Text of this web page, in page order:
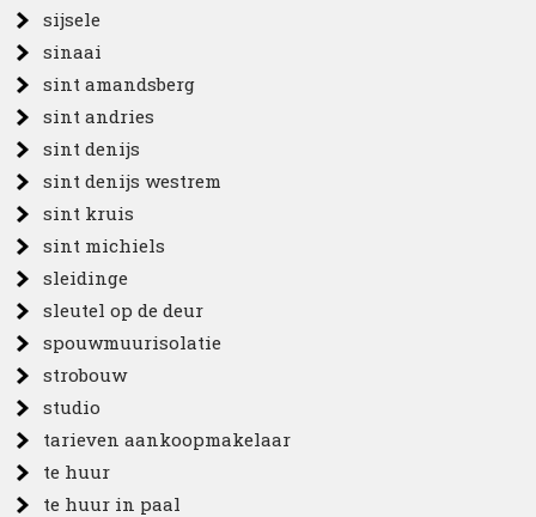
sijsele
sinaai
sint amandsberg
sint andries
sint denijs
sint denijs westrem
sint kruis
sint michiels
sleidinge
sleutel op de deur
spouwmuurisolatie
strobouw
studio
tarieven aankoopmakelaar
te huur
te huur in paal